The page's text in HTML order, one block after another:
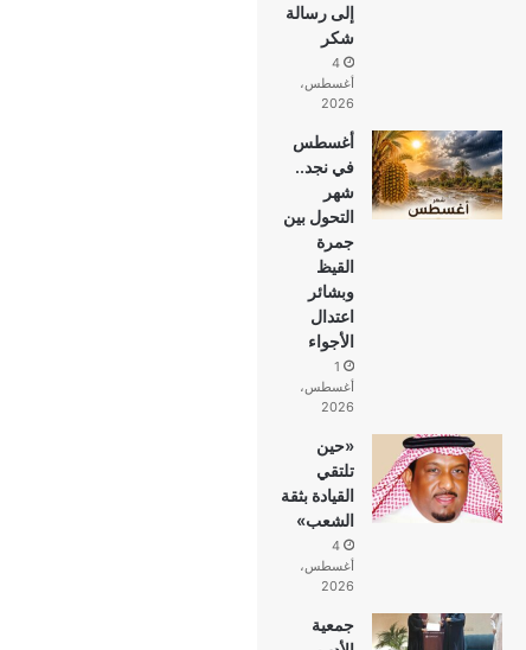
إلى رسالة
شكر
4
أغسطس،
2026
أغسطس
في نجد..
شهر
التحول بين
جمرة
القيظ
وبشائر
اعتدال
الأجواء
1
أغسطس،
2026
«حين
تلتقي
القيادة بثقة
الشعب»
4
أغسطس،
2026
جمعية